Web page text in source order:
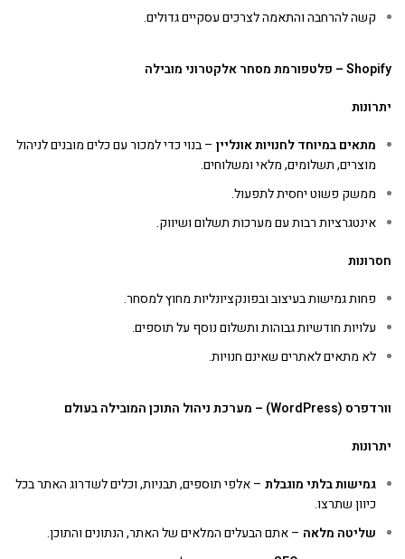
קשה להרחבה והתאמה לצרכים עסקיים גדולים.
Shopify –
פלטפורמת מסחר אלקטרוני מובילה
יתרונות
מתאים במיוחד לחנויות אונליין – בנוי כדי למכור עם כלים מובנים לניהול
מוצרים, תשלומים, מלאי ומשלוחים.
ממשק פשוט יחסית לתפעול.
אינטגרציות רבות עם מערכות תשלום ושיווק.
חסרונות
פחות גמישות בעיצוב ובפונקציונליות מחוץ למסחר.
עלויות חודשיות גבוהות ותשלום נוסף על תוספים.
לא מתאים לאתרים שאינם חנויות.
וורדפרס(WordPress) –
מערכת ניהול התוכן המובילה בעולם
יתרונות
גמישות בלתי מוגבלת – אלפי תוספים, תבניות, וכלים לשדרוג האתר בכל
כיוון שתרצו.
שליטה מלאה – אתם הבעלים המלאים של האתר, הנתונים והתוכן.